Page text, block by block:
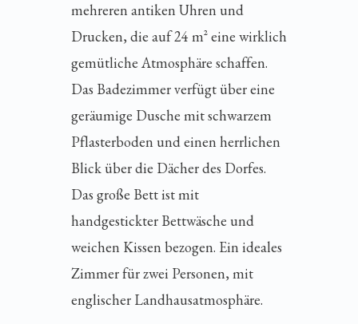
mehreren antiken Uhren und
Drucken, die auf 24 m² eine wirklich
gemütliche Atmosphäre schaffen.
Das Badezimmer verfügt über eine
geräumige Dusche mit schwarzem
Pflasterboden und einen herrlichen
Blick über die Dächer des Dorfes.
Das große Bett ist mit
handgestickter Bettwäsche und
weichen Kissen bezogen. Ein ideales
Zimmer für zwei Personen, mit
englischer Landhausatmosphäre.